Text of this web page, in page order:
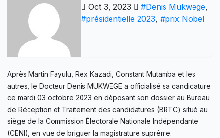
Oct 3, 2023 #Denis Mukwege,
#présidentielle 2023, #prix Nobel
Après Martin Fayulu, Rex Kazadi, Constant Mutamba et les
autres, le Docteur Denis MUKWEGE a officialisé sa candidature
ce mardi 03 octobre 2023 en déposant son dossier au Bureau
de Réception et Traitement des candidatures (BRTC) situé au
siège de la Commission Électorale Nationale Indépendante
(CENI), en vue de briguer la magistrature suprême.